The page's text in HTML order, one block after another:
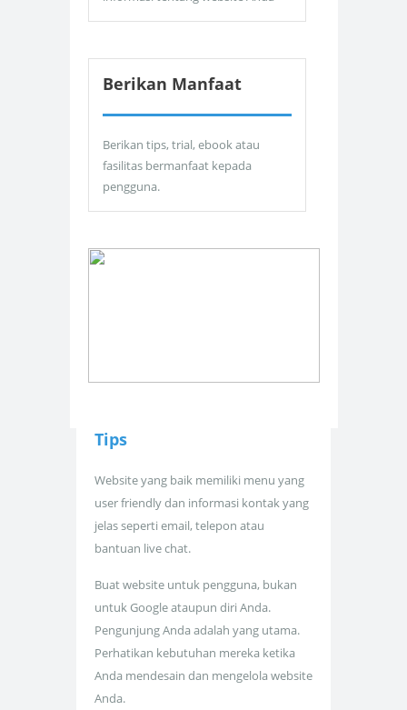
Berikan Manfaat
Berikan tips, trial, ebook atau
fasilitas bermanfaat kepada
pengguna.
Tips
Website yang baik memiliki menu yang
user friendly dan informasi kontak yang
jelas seperti email, telepon atau
bantuan live chat.
Buat website untuk pengguna, bukan
untuk Google ataupun diri Anda.
Pengunjung Anda adalah yang utama.
Perhatikan kebutuhan mereka ketika
Anda mendesain dan mengelola website
Anda.